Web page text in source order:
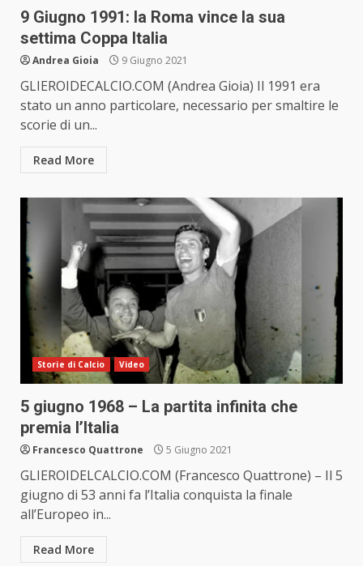
9 Giugno 1991: la Roma vince la sua
settima Coppa Italia
Andrea Gioia 9 Giugno 2021
GLIEROIDECALCIO.COM (Andrea Gioia) Il 1991 era
stato un anno particolare, necessario per smaltire le
scorie di un...
Read More
Storie di Calcio Video
5 giugno 1968 – La partita infinita che
premia l’Italia
Francesco Quattrone 5 Giugno 2021
GLIEROIDELCALCIO.COM (Francesco Quattrone) – Il 5
giugno di 53 anni fa l’Italia conquista la finale
all’Europeo in...
Read More